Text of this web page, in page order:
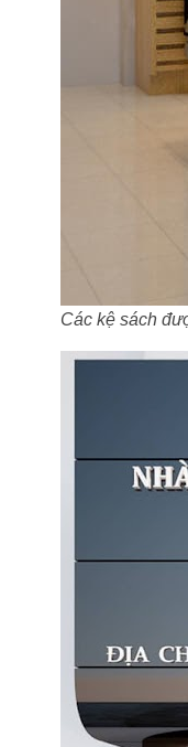
Các kệ sách